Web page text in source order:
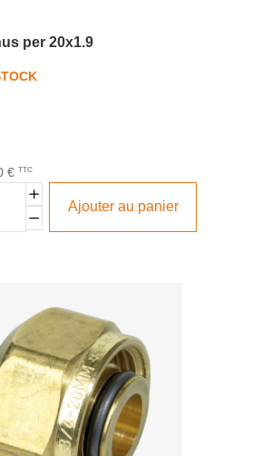
per 20x1.9
€ TTC
Ajouter au panier